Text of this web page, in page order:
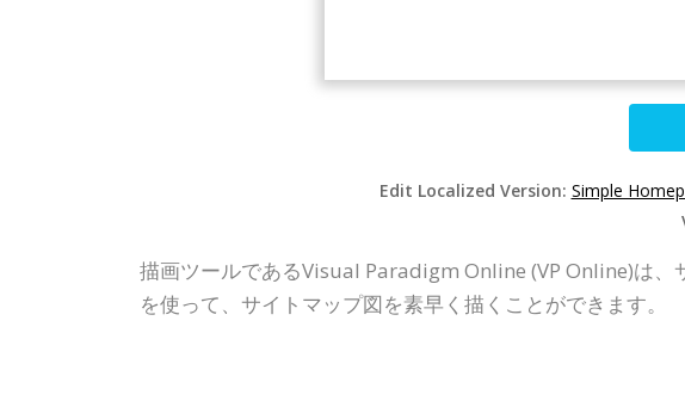
Edit Localized Version: Simple
描画ツールであるVisual Paradigm Online (VP Online)は、
を使って、サイトマップ図を素早く描くことができます。